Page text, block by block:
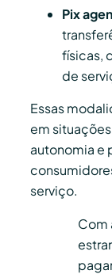
Pix
físicas,
de
Essas
em
autonomia e
serviço.
Com